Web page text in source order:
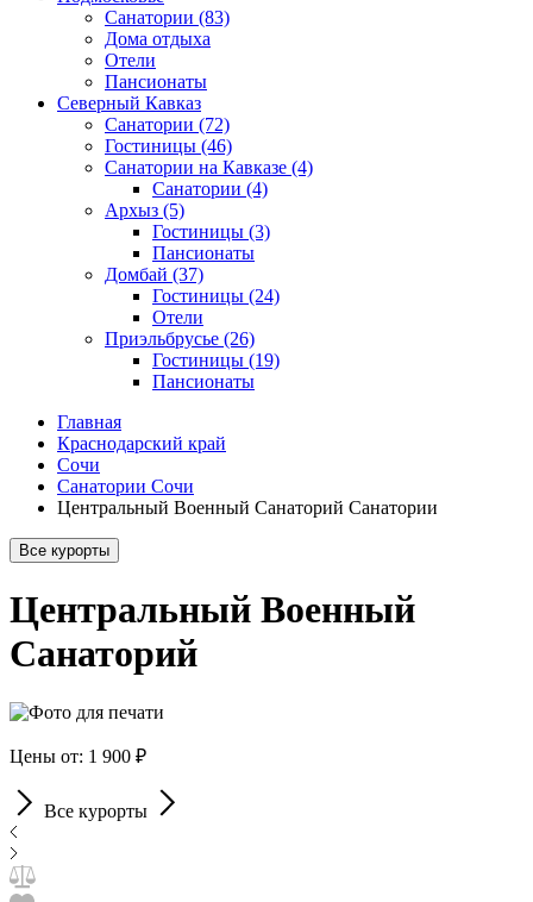
Санатории (83)
Дома отдыха
Отели
Пансионаты
Северный Кавказ
Санатории (72)
Гостиницы (46)
Санатории на Кавказе (4)
Санатории (4)
Архыз (5)
Гостиницы (3)
Пансионаты
Домбай (37)
Гостиницы (24)
Отели
Приэльбрусье (26)
Гостиницы (19)
Пансионаты
Главная
Краснодарский край
Сочи
Санатории Сочи
Центральный Военный Санаторий Санатории
Все курорты
Центральный Военный
Санаторий
Цены от: 1 900 ₽
Все курорты